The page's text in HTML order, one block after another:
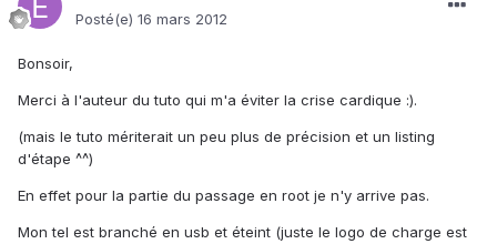
Posté(e) 16 mars 2012
Bonsoir,
Merci à l'auteur du tuto qui m'a éviter la crise cardique :).
(mais le tuto mériterait un peu plus de précision et un listing
d'étape ^^)
En effet pour la partie du passage en root je n'y arrive pas.
Mon tel est branché en usb et éteint (juste le logo de charge est